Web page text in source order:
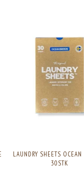
60G.
NUPO ONE
LAUNDRY SHEETS OCEAN
30STK